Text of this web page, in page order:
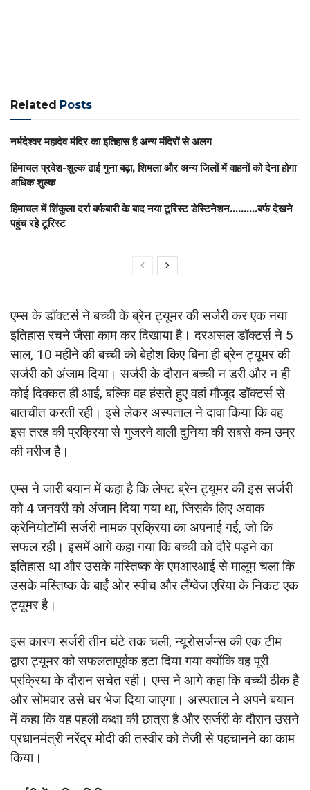
Related Posts
नर्मदेश्वर महादेव मंदिर का इतिहास है अन्य मंदिरों से अलग
हिमाचल प्रवेश-शुल्क ढाई गुना बढ़ा, शिमला और अन्य जिलों में वाहनों को देना होगा
अधिक शुल्क
हिमाचल में शिंकुला दर्रा बर्फबारी के बाद नया टूरिस्ट डेस्टिनेशन……….बर्फ देखने
पहुंच रहे टूरिस्ट
एम्स के डॉक्टर्स ने बच्ची के ब्रेन ट्यूमर की सर्जरी कर एक नया
इतिहास रचने जैसा काम कर दिखाया है। दरअसल डॉक्टर्स ने 5
साल, 10 महीने की बच्ची को बेहोश किए बिना ही ब्रेन ट्यूमर की
सर्जरी को अंजाम दिया। सर्जरी के दौरान बच्ची न डरी और न ही
कोई दिक्कत ही आई, बल्कि वह हंसते हुए वहां मौजूद डॉक्टर्स से
बातचीत करती रही। इसे लेकर अस्पताल ने दावा किया कि वह
इस तरह की प्रक्रिया से गुजरने वाली दुनिया की सबसे कम उम्र
की मरीज है।
एम्स ने जारी बयान में कहा है कि लेफ्ट ब्रेन ट्यूमर की इस सर्जरी
को 4 जनवरी को अंजाम दिया गया था, जिसके लिए अवाक
क्रेनियोटॉमी सर्जरी नामक प्रक्रिया का अपनाई गई, जो कि
सफल रही। इसमें आगे कहा गया कि बच्ची को दौरे पड़ने का
इतिहास था और उसके मस्तिष्क के एमआरआई से मालूम चला कि
उसके मस्तिष्क के बाईं ओर स्पीच और लैंग्वेज एरिया के निकट एक
ट्यूमर है।
इस कारण सर्जरी तीन घंटे तक चली, न्यूरोसर्जन्स की एक टीम
द्वारा ट्यूमर को सफलतापूर्वक हटा दिया गया क्योंकि वह पूरी
प्रक्रिया के दौरान सचेत रही। एम्स ने आगे कहा कि बच्ची ठीक है
और सोमवार उसे घर भेज दिया जाएगा। अस्पताल ने अपने बयान
में कहा कि वह पहली कक्षा की छात्रा है और सर्जरी के दौरान उसने
प्रधानमंत्री नरेंद्र मोदी की तस्वीर को तेजी से पहचानने का काम
किया।